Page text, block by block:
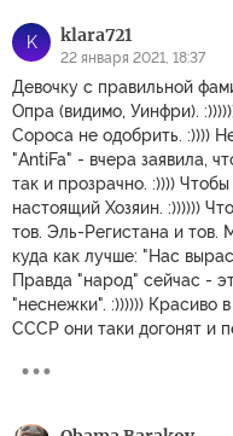
K klara721
22 января 2021, 18:37
Девочку с правильной
Опра (видимо, Уинфри).
Сороса не одобрить. :))))
"AntiFa" - вчера заявила,
так и прозрачно. :))))
настоящий Хозяин. :))))))
тов. Эль-Регистана и тов.
куда как лучше: "Нас
Правда "народ" сейчас -
"неснежки". :)))))) Красиво
СССР они таки догонят и